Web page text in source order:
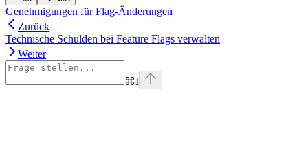
Genehmigungen für Flag-Änderungen
Zurück
Technische Schulden bei Feature Flags verwalten
Weiter
⌘I